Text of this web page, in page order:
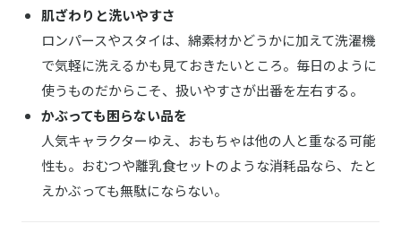
肌ざわりと洗いやすさ
ロンパースやスタイは、綿素材かどうかに加えて洗濯機
で気軽に洗えるかも見ておきたいところ。毎日のように
使うものだからこそ、扱いやすさが出番を左右する。
かぶっても困らない品を
人気キャラクターゆえ、おもちゃは他の人と重なる可能
性も。おむつや離乳食セットのような消耗品なら、たと
えかぶっても無駄にならない。